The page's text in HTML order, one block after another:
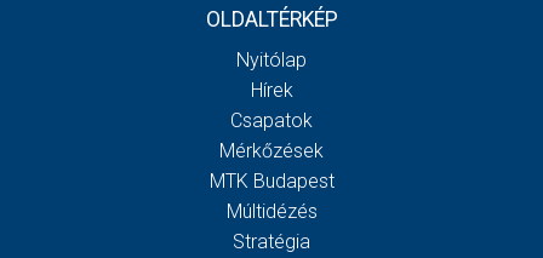
OLDALTÉRKÉP
Nyitólap
Hírek
Csapatok
Mérkőzések
MTK Budapest
Múltidézés
Stratégia